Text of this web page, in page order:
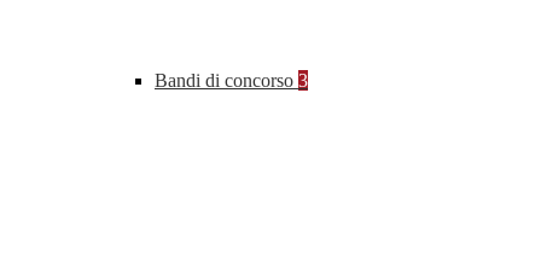
Bandi di concorso 3